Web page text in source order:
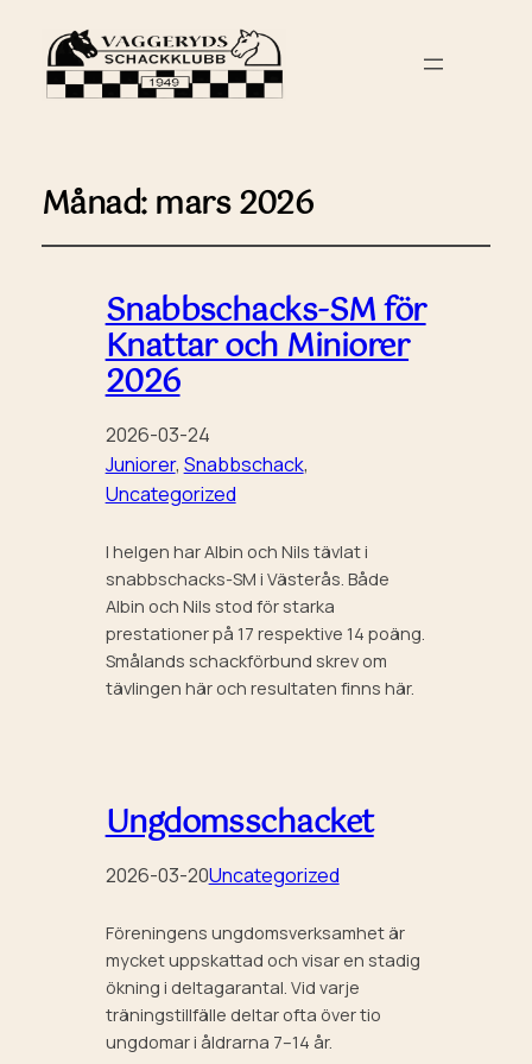
Månad:mars 2026
Snabbschacks‑SM för
Knattar och Miniorer
2026
2026-03-24
Juniorer, Snabbschack
Uncategorized
I helgen har Albin och Nils tävlat i
snabbschacks-SM i Västerås. Både
Albin och Nils stod för starka
prestationer på 17 respektive 14 poäng.
Smålands schackförbund skrev om
tävlingen här och resultaten finns här.
Ungdomsschacket
2026-03-20Uncategorized
Föreningens ungdomsverksamhet är
mycket uppskattad och visar en stadig
ökning i deltagarantal. Vid varje
träningstillfälle deltar ofta över tio
ungdomar i åldrarna 7–14 år.